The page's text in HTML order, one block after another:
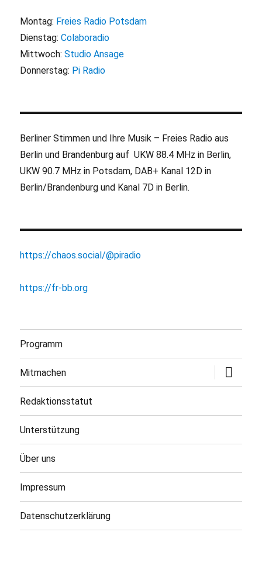
Montag: Freies Radio Potsdam
Dienstag:Colaboradio
Mittwoch:Studio Ansage
Donnerstag: Pi Radio
Berliner Stimmen und Ihre Musik – Freies Radio aus
Berlin und Brandenburg auf UKW 88.4 MHz in Berlin,
UKW 90.7 MHz in Potsdam, DAB+ Kanal 12D in
Berlin/Brandenburg und Kanal 7D in Berlin.
https://chaos.social/@piradio
https://fr-bb.org
Programm
Mitmachen
öffnen
Redaktionsstatut
Unterstützung
Über uns
Impressum
Datenschutzerklärung